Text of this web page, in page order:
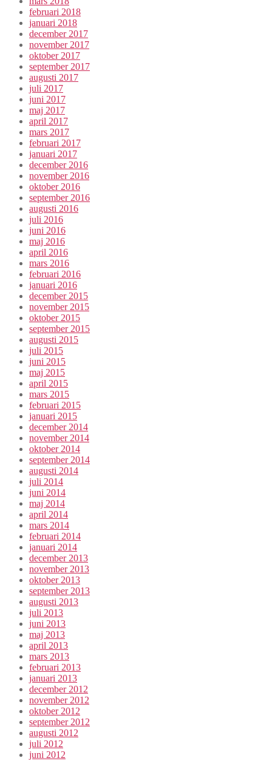
februari 2018
januari 2018
december 2017
november 2017
oktober 2017
september 2017
augusti 2017
juli 2017
juni 2017
maj 2017
april 2017
mars 2017
februari 2017
januari 2017
december 2016
november 2016
oktober 2016
september 2016
augusti 2016
juli 2016
juni 2016
maj 2016
april 2016
mars 2016
februari 2016
januari 2016
december 2015
november 2015
oktober 2015
september 2015
augusti 2015
juli 2015
juni 2015
maj 2015
april 2015
mars 2015
februari 2015
januari 2015
december 2014
november 2014
oktober 2014
september 2014
augusti 2014
juli 2014
juni 2014
maj 2014
april 2014
mars 2014
februari 2014
januari 2014
december 2013
november 2013
oktober 2013
september 2013
augusti 2013
juli 2013
juni 2013
maj 2013
april 2013
mars 2013
februari 2013
januari 2013
december 2012
november 2012
oktober 2012
september 2012
augusti 2012
juli 2012
juni 2012